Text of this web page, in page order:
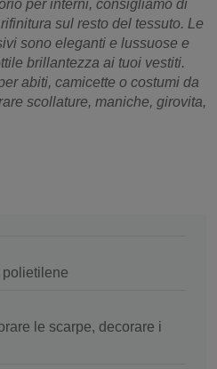
per interni, consigliamo di
sul resto del tessuto. Le
sono eleganti e lussuose e
brillantezza ai tuoi vestiti.
abiti, camicette o costumi da
scollature, maniche, girovita,
polietilene
le scarpe, decorare i